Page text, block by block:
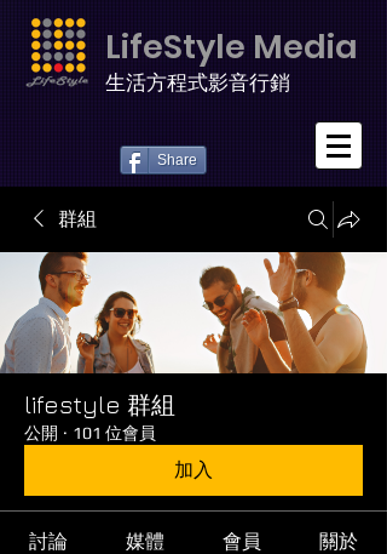
LifeStyle Media
生活方程式影音行銷
Share
群組
lifestyle 群組
公開 · 101 位會員
加入
討論 媒體 會員 關於